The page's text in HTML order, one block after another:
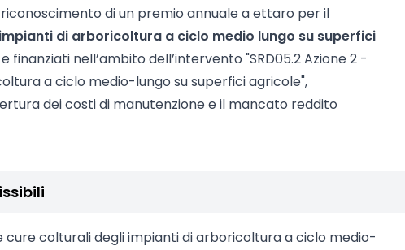
riconoscimento di un premio annuale a ettaro per il
di arboricoltura a ciclo medio lungo su superfici
finanziati nell’ambito dell’intervento "SRD05.2 Azione 2 -
a ciclo medio-lungo su superfici agricole",
dei costi di manutenzione e il mancato reddito
cure colturali degli impianti di arboricoltura a ciclo medio-